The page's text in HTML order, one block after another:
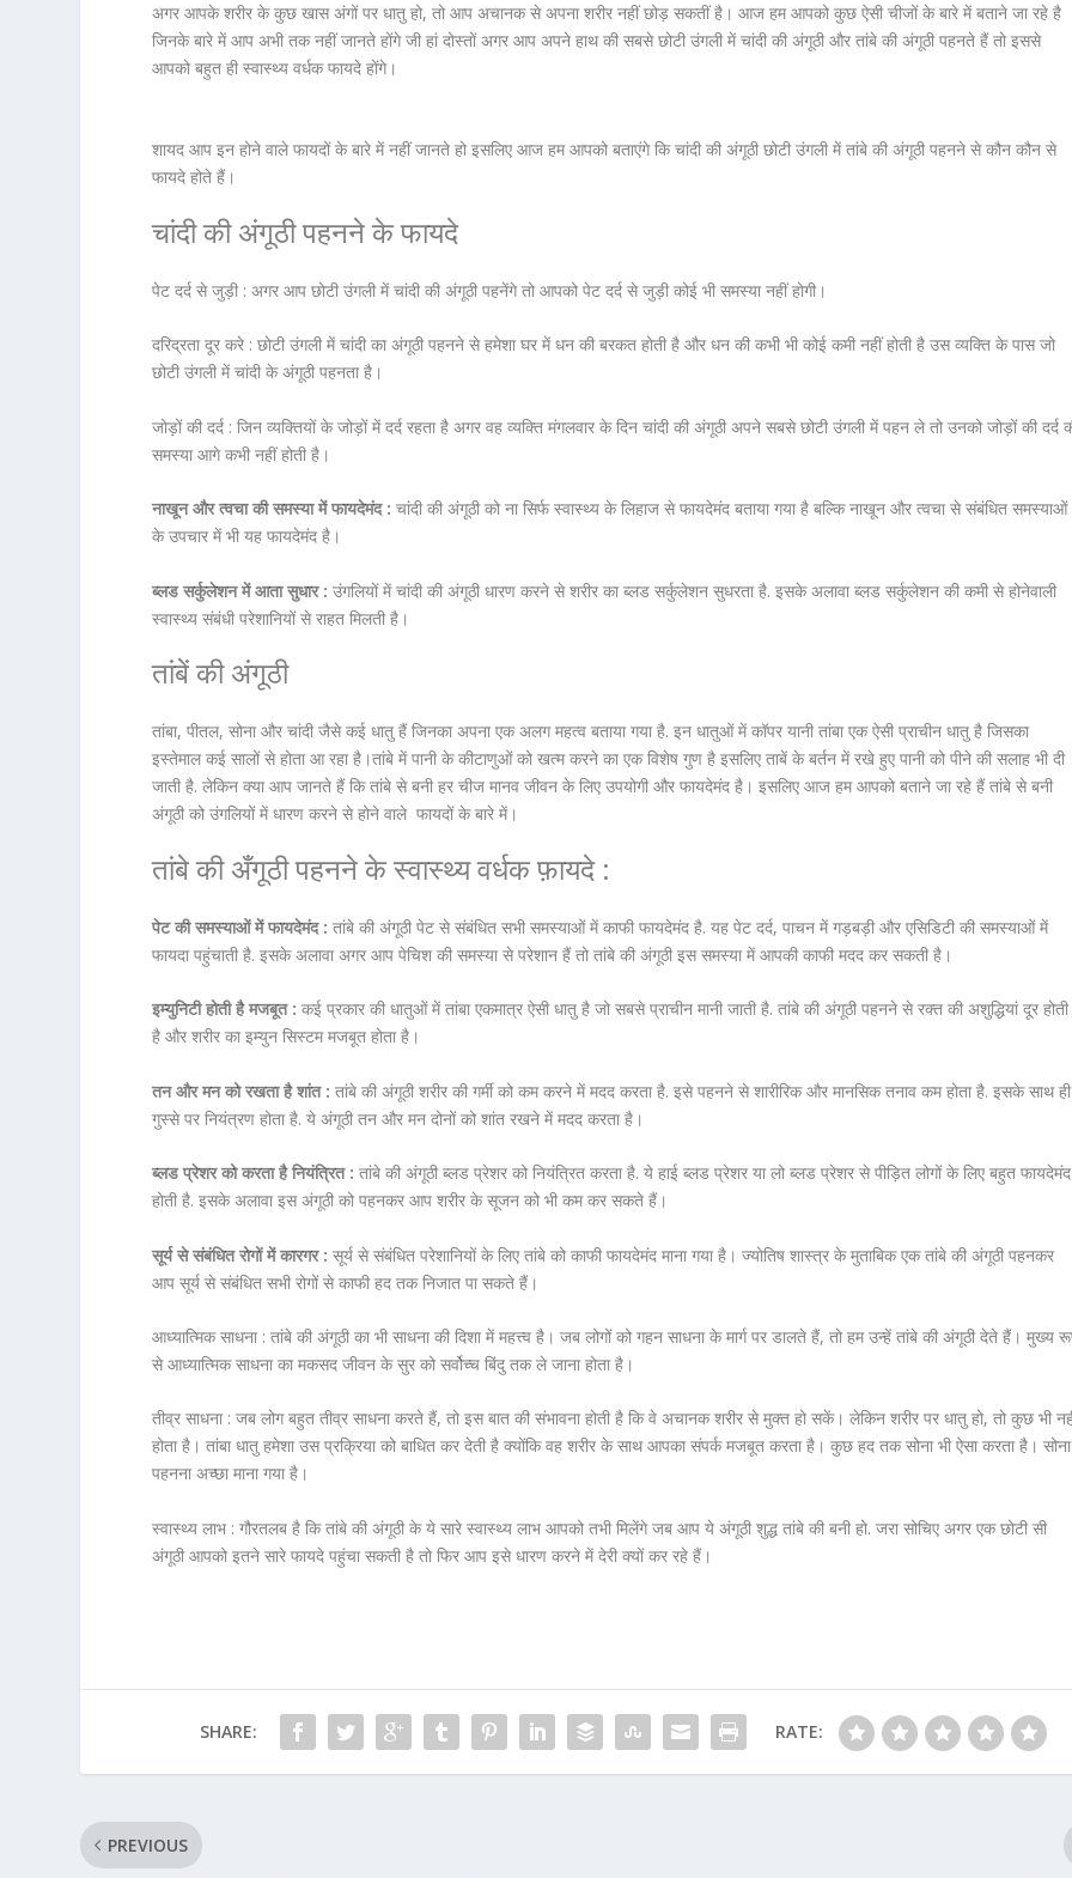
अगर आपके शरीर के कुछ खास अंगों पर धातु हो, तो आप अचानक से अपना शरीर नहीं छोड़ सकतीं है। आज हम आपको कुछ ऐसी चीजों के बारे में बताने जा रहे है
जिनके बारे में आप अभी तक नहीं जानते होंगे जी हां दोस्तों अगर आप अपने हाथ की सबसे छोटी उंगली में चांदी की अंगूठी और तांबे की अंगूठी पहनते हैं तो इससे
आपको बहुत ही स्वास्थ्य वर्धक फायदे होंगे।
शायद आप इन होने वाले फायदों के बारे में नहीं जानते हो इसलिए आज हम आपको बताएंगे कि चांदी की अंगूठी छोटी उंगली में तांबे की अंगूठी पहनने से कौन कौन से
फायदे होते हैं।
चांदी की अंगूठी पहनने के फायदे
पेट दर्द से जुड़ी :अगर आप छोटी उंगली में चांदी की अंगूठी पहनेंगे तो आपको पेट दर्द से जुड़ी कोई भी समस्या नहीं होगी।
दरिद्रता दूर करे : छोटी उंगली में चांदी का अंगूठी पहनने से हमेशा घर में धन की बरकत होती है और धन की कभी भी कोई कमी नहीं होती है उस व्यक्ति के पास जो
छोटी उंगली में चांदी के अंगूठी पहनता है।
जोड़ों की दर्द :जिन व्यक्तियों के जोड़ों में दर्द रहता है अगर वह व्यक्ति मंगलवार के दिन चांदी की अंगूठी अपने सबसे छोटी उंगली में पहन ले तो उनको जोड़ों की दर्द
समस्या आगे कभी नहीं होती है।
नाखून और त्वचा की समस्या में फायदेमंद :चांदी की अंगूठी को ना सिर्फ स्वास्थ्य के लिहाज से फायदेमंद बताया गया है बल्कि नाखून और त्वचा से संबंधित समस्याओं
के उपचार में भी यह फायदेमंद है।
ब्लड सर्कुलेशन में आता सुधार :उंगलियों में चांदी की अंगूठी धारण करने से शरीर का ब्लड सर्कुलेशन सुधरता है. इसके अलावा ब्लड सर्कुलेशन की कमी से होनेवाली
स्वास्थ्य संबंधी परेशानियों से राहत मिलती है।
तांबें की अंगूठी
तांबा, पीतल, सोना और चांदी जैसे कई धातु हैं जिनका अपना एक अलग महत्व बताया गया है. इन धातुओं में कॉपर यानी तांबा एक ऐसी प्राचीन धातु है जिसका
इस्तेमाल कई सालों से होता आ रहा है।तांबे में पानी के कीटाणुओं को खत्म करने का एक विशेष गुण है इसलिए ताबें के बर्तन में रखे हुए पानी को पीने की सलाह भी दी
जाती है. लेकिन क्या आप जानते हैं कि तांबे से बनी हर चीज मानव जीवन के लिए उपयोगी और फायदेमंद है।इसलिए आज हम आपको बताने जा रहे हैं तांबे से बनी
अंगूठी को उंगलियों में धारण करने से होने वाले फायदों के बारे में।
तांबे की अँगूठी पहनने के स्वास्थ्य वर्धक फ़ायदे :
पेट की समस्याओं में फायदेमंद :तांबे की अंगूठी पेट से संबंधित सभी समस्याओं में काफी फायदेमंद है. यह पेट दर्द, पाचन में गड़बड़ी और एसिडिटी की समस्याओं में
फायदा पहुंचाती है. इसके अलावा अगर आप पेचिश की समस्या से परेशान हैं तो तांबे की अंगूठी इस समस्या में आपकी काफी मदद कर सकती है।
इम्युनिटी होती है मजबूत :कई प्रकार की धातुओं में तांबा एकमात्र ऐसी धातु है जो सबसे प्राचीन मानी जाती है. तांबे की अंगूठी पहनने से रक्त की अशुद्धियां दूर होती
है और शरीर का इम्युन सिस्टम मजबूत होता है।
तन और मन को रखता है शांत :तांबे की अंगूठी शरीर की गर्मी को कम करने में मदद करता है. इसे पहनने से शारीरिक और मानसिक तनाव कम होता है. इसके साथ ही
गुस्से पर नियंत्रण होता है. ये अंगूठी तन और मन दोनों को शांत रखने में मदद करता है।
ब्लड प्रेशर को करता है नियंत्रित :तांबे की अंगूठी ब्लड प्रेशर को नियंत्रित करता है. ये हाई ब्लड प्रेशर या लो ब्लड प्रेशर से पीड़ित लोगों के लिए बहुत फायदेमंद
होती है. इसके अलावा इस अंगूठी को पहनकर आप शरीर के सूजन को भी कम कर सकते हैं।
सूर्य से संबंधित रोगों में कारगर :सूर्य से संबंधित परेशानियों के लिए तांबे को काफी फायदेमंद माना गया है। ज्योतिष शास्त्र के मुताबिक एक तांबे की अंगूठी पहनकर
आप सूर्य से संबंधित सभी रोगों से काफी हद तक निजात पा सकते हैं।
आध्यात्मिक साधना : तांबे की अंगूठी का भी साधना की दिशा में महत्त्व है। जब लोगों को गहन साधना के मार्ग पर डालते हैं, तो हम उन्हें तांबे की अंगूठी देते हैं। मुख्य
से आध्यात्मिक साधना का मकसद जीवन के सुर को सर्वोच्च बिंदु तक ले जाना होता है।
तीव्र साधना :जब लोग बहुत तीव्र साधना करते हैं, तो इस बात की संभावना होती है कि वे अचानक शरीर से मुक्त हो सकें। लेकिन शरीर पर धातु हो, तो कुछ भी
होता है। तांबा धातु हमेशा उस प्रक्रिया को बाधित कर देती है क्योंकि वह शरीर के साथ आपका संपर्क मजबूत करता है। कुछ हद तक सोना भी ऐसा करता है। सोना
पहनना अच्छा माना गया है।
स्वास्थ्य लाभ : गौरतलब है कि तांबे की अंगूठी के ये सारे स्वास्थ्य लाभ आपको तभी मिलेंगे जब आप ये अंगूठी शुद्ध तांबे की बनी हो. जरा सोचिए अगर एक छोटी सी
अंगूठी आपको इतने सारे फायदे पहुंचा सकती है तो फिर आप इसे धारण करने में देरी क्यों कर रहे हैं।
SHARE: RATE:
PREVIOUS